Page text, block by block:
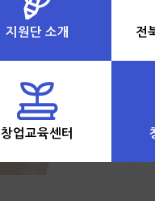
지원단 소개
전
창업교육센터